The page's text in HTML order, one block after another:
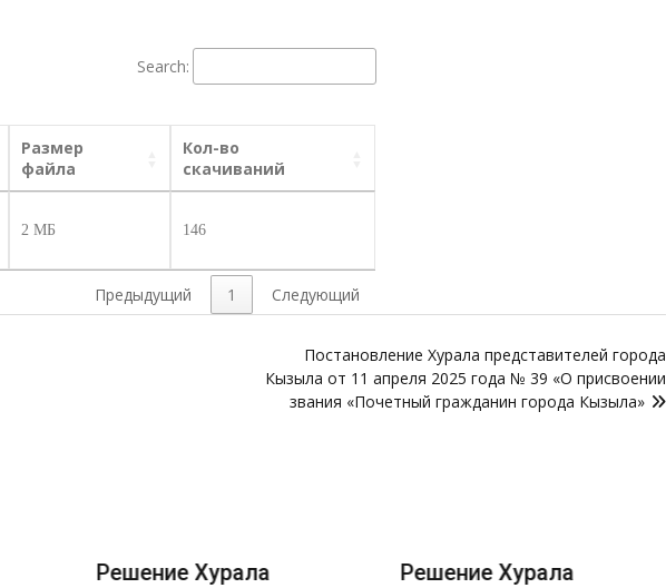
Search:
Размер
файла
Кол-во
скачиваний
2 МБ 146
Предыдущий 1 Следующий
Постановление Хурала представителей города
Кызыла от 11 апреля 2025 года № 39 «О присвоении
звания «Почетный гражданин города Кызыла»
Решение Хурала
Решение Хурала